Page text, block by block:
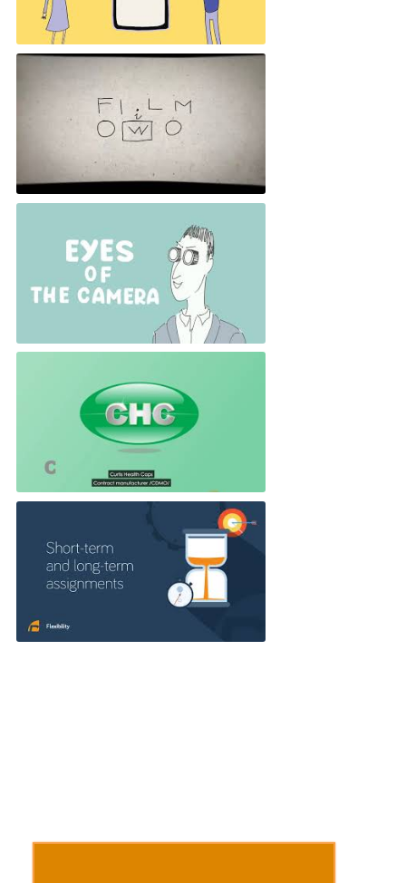
How to deal with critism
FILMiOWO czyli jak powstają filmy
Selfilming: how to look good on a video call ?
Witamina D - dlaczego warto?